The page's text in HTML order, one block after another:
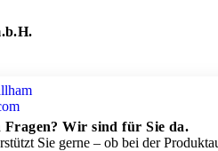
Fragen? Wir sind für Sie da.
Sie gerne – ob bei der